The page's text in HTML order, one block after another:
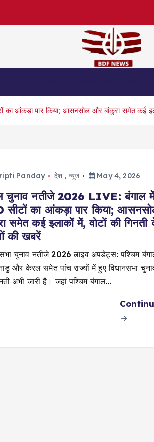
आंकड़ा पार किया; आसनसोल और बांकुरा समेत कई
Panday देश , न्यूज May 4, 2026
चुनाव नतीजे 2026 LIVE: बंगाल
सीटों का आंकड़ा पार किया;
समेत कई इलाकों में, वोटों की गिनती
की खबरें
चुनाव नतीजे 2026 लाइव अपडेट्स: पश्चिम
और केरल समेत पांच राज्यों में हुए विधानसभा
अभी जारी है। जहां पश्चिम बंगाल…